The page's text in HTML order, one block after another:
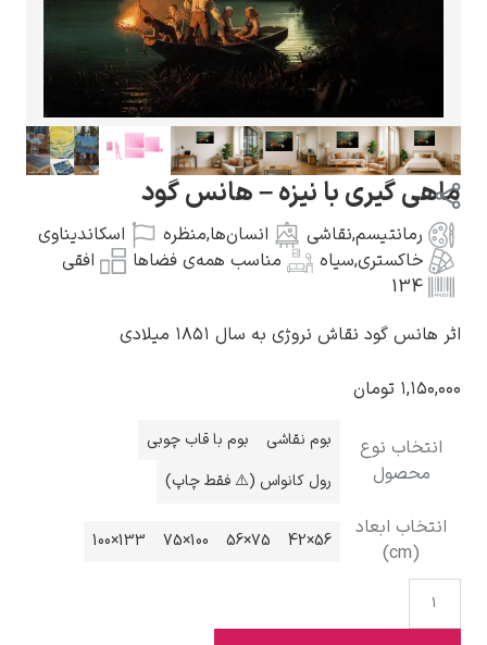
ونسان ون گوگ
گوستاو کلیمت
ادوارد مونک
کامی پیسارو
با نیزه – هانس گود
نقاشی انسان‌ها,منظره
اسکاندیناوی
سیاه مناسب همه‌ی فضاها افقی
نروژی به سال ۱۸۵۱ میلادی
بوم نقاشی
بوم با قاب چوبی
رول کانواس (⚠️ فقط چاپ)
56×42
100×75
133×100